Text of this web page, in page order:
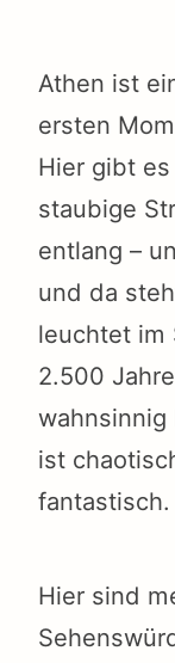
Athen ist
ersten
Hier gibt
staubige
entlang –
und da
leuchtet im
2.500
ist
fantastisch.
Hier sind